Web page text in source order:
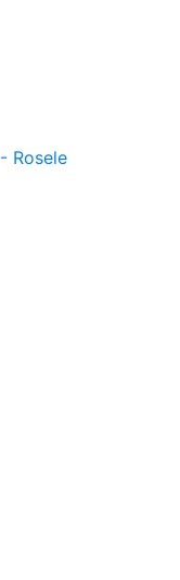
Rosele